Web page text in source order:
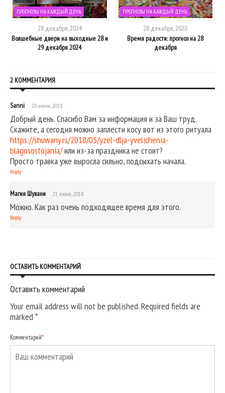
ПРОГНОЗЫ НА КАЖДЫЙ ДЕНЬ
28 декабря, 2024
Волшебные двери на выходные 28 и
29 декабря 2024
ПРОГНОЗЫ НА КАЖДЫЙ ДЕНЬ
28 декабря, 2020
Время радости: прогноз на 28
декабря
2 КОММЕНТАРИЯ
Sanni 20 июня, 2018
Добрый день. Спасибо Вам за информация и за Ваш труд.
Скажите, а сегодня можно заплести косу вот из этого ритуала
https://shuwany.rs/2018/05/yzel-dlja-yvelichenia-
blagosostojania/или из-за праздника не стоит?
Просто травка уже выросла сильно, подсыхать начала.
Reply
Магия Шувани 21 июня, 2018
Можно. Как раз очень подходящее время для этого.
Reply
ОСТАВИТЬ КОММЕНТАРИЙ
Оставить комментарий
Your email address will not be published. Required fields are
marked*
Комментарий*